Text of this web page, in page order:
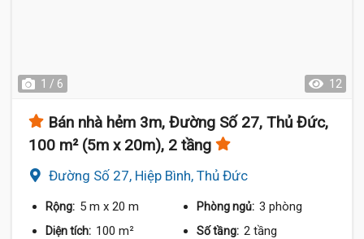
1 / 6 12
Bán nhà hẻm 3m, Đường Số 27, Thủ Đức,
100 m² (5m x 20m), 2 tầng
Đường Số 27, Hiệp Bình, Thủ Đức
Rộng: 5 m x 20 m Phòng ngủ: 3 phòng
Diện tích: 100 m² Số tầng: 2 tầng